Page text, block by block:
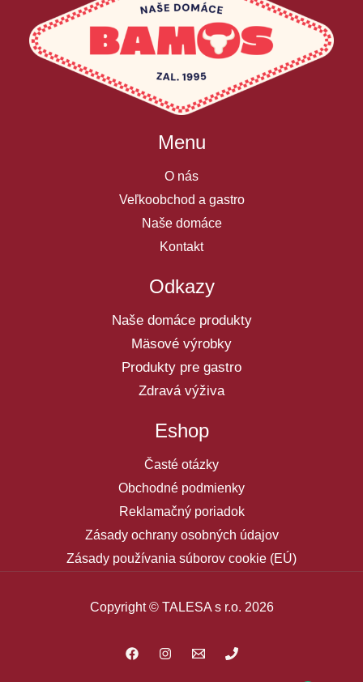
Menu
O nás
Veľkoobchod a gastro
Naše domáce
Kontakt
Odkazy
Naše domáce produkty
Mäsové výrobky
Produkty pre gastro
Zdravá výživa
Eshop
Časté otázky
Obchodné podmienky
Reklamačný poriadok
Zásady ochrany osobných údajov
Zásady používania súborov cookie (EÚ)
Copyright © TALESA s r.o. 2026